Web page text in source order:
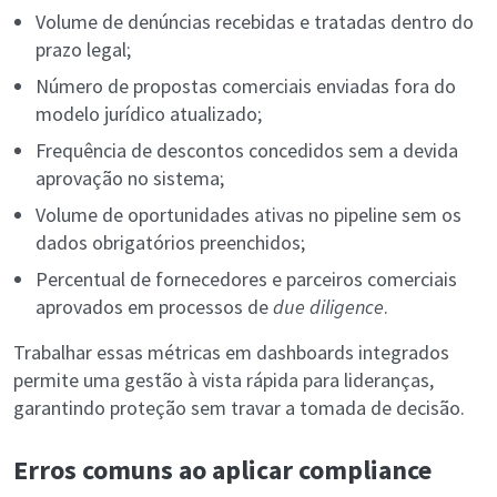
Volume de denúncias recebidas e tratadas dentro do
prazo legal;
Número de propostas comerciais enviadas fora do
modelo jurídico atualizado;
Frequência de descontos concedidos sem a devida
aprovação no sistema;
Volume de oportunidades ativas no pipeline sem os
dados obrigatórios preenchidos;
Percentual de fornecedores e parceiros comerciais
aprovados em processos dedue diligence.
Trabalhar essas métricas em dashboards integrados
permite uma gestão à vista rápida para lideranças,
garantindo proteção sem travar a tomada de decisão.
Erros comuns ao aplicar compliance